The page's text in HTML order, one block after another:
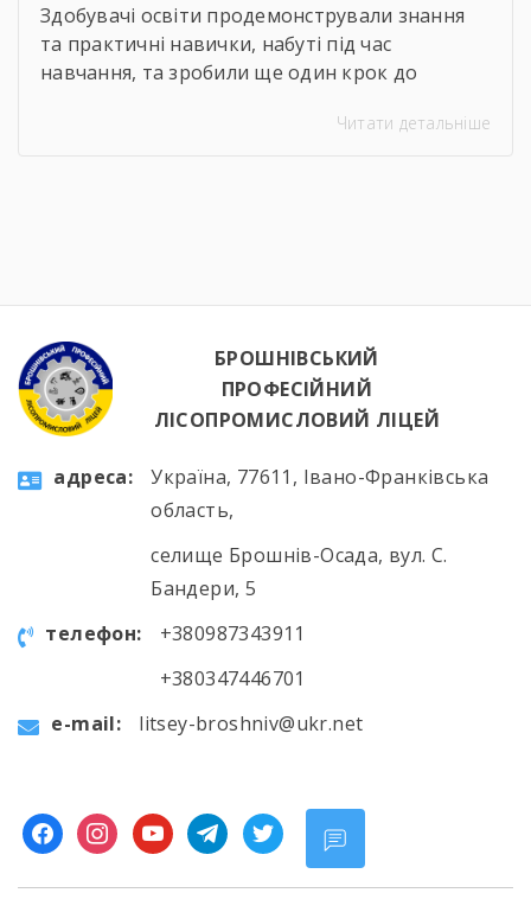
Здобувачі освіти продемонстрували знання
та практичні навички, набуті під час
навчання, та зробили ще один крок до
професіями. Це важливий етап професійного
Читати детальніше
БРОШНІВСЬКИЙ
ПРОФЕСІЙНИЙ
ЛІСОПРОМИСЛОВИЙ ЛІЦЕЙ
aдресa:
Україна, 77611, Івано-Франківська
область,
селище Брошнів-Осада, вул. С.
Бандери, 5
телефон:
+380987343911
+380347446701
e-mail:
litsey-broshniv@ukr.net
facebookinstagramyoutubetelegram
twitter